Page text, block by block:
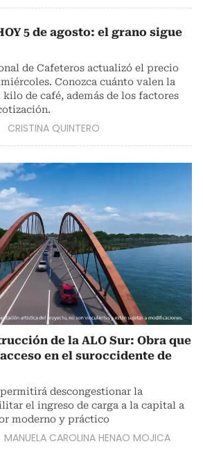
5 de agosto: el grano sigue
de Cafeteros actualizó el precio
Conozca cuánto valen la
de café, además de los factores
CRISTINA QUINTERO
de la ALO Sur: Obra que
en el suroccidente de
descongestionar la
el ingreso de carga a la capital a
moderno y práctico
MANUELA CAROLINA HENAO MOJICA